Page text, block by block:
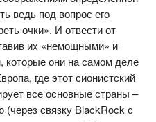
ведь под вопрос его
очки». И отвести от
их «немощными» и
которые они на самом деле
где этот сионистский
все основные страны –
связку BlackRock с